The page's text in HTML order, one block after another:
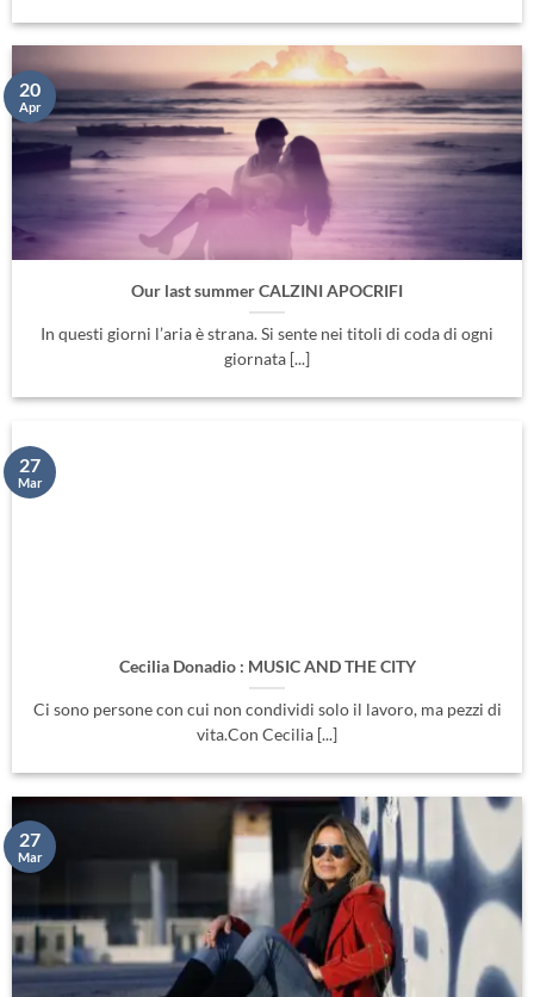
Our last summer CALZINI APOCRIFI
In questi giorni l’aria è strana. Si sente nei titoli di coda di ogni
giornata [...]
20
Apr
Cecilia Donadio : MUSIC AND THE CITY
Ci sono persone con cui non condividi solo il lavoro, ma pezzi di
vita.Con Cecilia [...]
27
Mar
27
Mar